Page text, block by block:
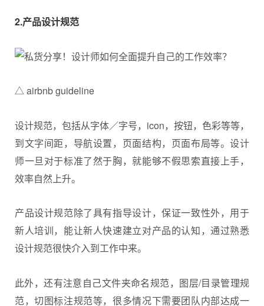
2.产品设计规范
△ airbnb guideline
设计规范，包括从字体／字号，icon，按钮，色彩等等，
到文字间距，导航设置，页面结构，页面布局等。设计
师一旦对于标准了然于胸，就能够不假思索直接上手，
效率自然上升。
产品设计规范除了具有指导设计，保证一致性外，用于
新人培训，能让新人快速建立对产品的认知，通过熟悉
设计规范很快介入到工作中来。
此外，还有注意自己文件夹命名规范，图层/目录管理规
范，切图标注规范等，很多情况下需要团队内部达成一